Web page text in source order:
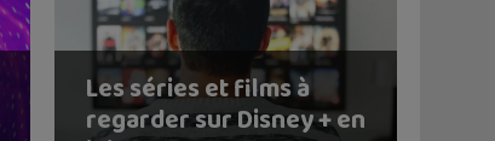
Les séries et films à
regarder sur Disney + en